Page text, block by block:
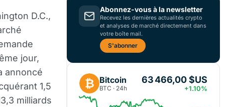
D.C.,
jour,
annoncé
1,5
milliards
Abonnez-vous à la newsletter
Recevez les dernières actualités crypto
et analyses de marché directement dans
votre boîte mail.
S'abonner
₿ Bitcoin
BTC · 24h
63 466,00 $US
+1.10%